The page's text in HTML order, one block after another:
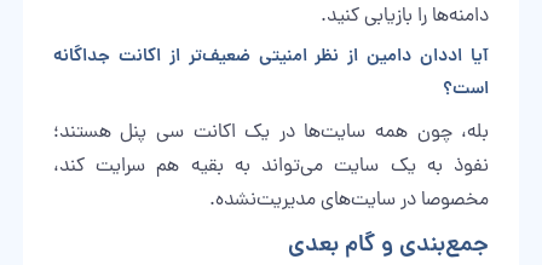
دامنه‌ها را بازیابی کنید.
آیا اددان دامین از نظر امنیتی ضعیف‌تر از اکانت جداگانه
است؟
بله، چون همه سایت‌ها در یک اکانت سی پنل هستند؛
نفوذ به یک سایت می‌تواند به بقیه هم سرایت کند،
مخصوصا در سایت‌های مدیریت‌نشده.
جمع‌بندی و گام بعدی